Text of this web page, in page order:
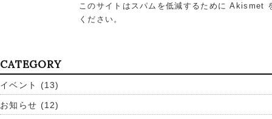
このサイトはスパムを低減するために Akismet
ください 。
CATEGORY
イベント (13)
お知らせ (12)